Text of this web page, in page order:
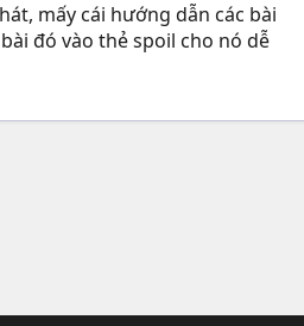
mấy cái hướng dẫn các bài
đó vào thẻ spoil cho nó dễ